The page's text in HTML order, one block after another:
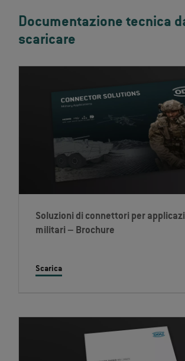
Documentazione tecnica
scaricare
Soluzioni di connettori per
militari – Brochure
Scarica